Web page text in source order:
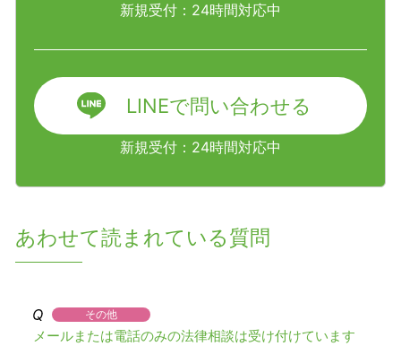
新規受付：24時間対応中
LINEで問い合わせる
新規受付：24時間対応中
あわせて読まれている質問
その他
メールまたは電話のみの法律相談は受け付けています